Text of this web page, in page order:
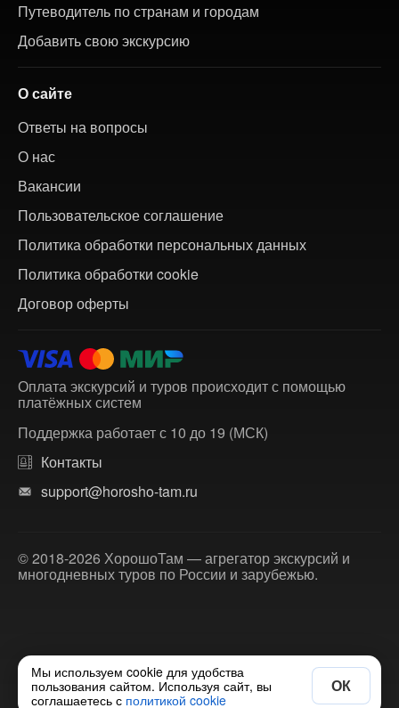
Путеводитель по странам и городам
Добавить свою экскурсию
О сайте
Ответы на вопросы
О нас
Вакансии
Пользовательское соглашение
Политика обработки персональных данных
Политика обработки cookie
Договор оферты
Оплата экскурсий и туров происходит с помощью
платёжных систем
Поддержка работает с 10 до 19 (МСК)
Контакты
support@horosho-tam.ru
© 2018-2026 ХорошоТам — агрегатор экскурсий и
многодневных туров по России и зарубежью.
Мы используем cookie для удобства
пользования сайтом. Используя сайт, вы
соглашаетесь с политикой cookie
ОК